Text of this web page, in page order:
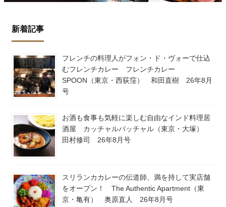
新着記事
フレンチの料理人がフォン・ド・ヴォーで仕込
むフレンチカレー フレンチカレー
SPOON（東京・西荻窪） 和田直樹 26年8月
号
お酒も食事も気軽に楽しむ自由なインド料理居
酒屋 カッチャルバッチャル（東京・大塚）
田村修司 26年8月号
スリランカカレーの伝道師、満を持して実店舗
をオープン！ The Authentic Apartment（東
京・亀有） 奥原直人 26年8月号